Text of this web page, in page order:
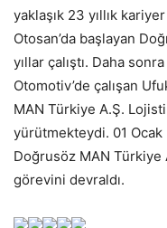
yaklaşık 23 yıllık
Otosan’da başlayan
yıllar çalıştı. Daha
Otomotiv’de çalışan
MAN Türkiye A.Ş.
yürütmekteydi. 01
Doğrusöz MAN Türkiye
görevini devraldı.